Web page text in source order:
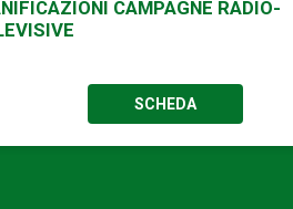
CAMPAGNE RADIO-
SCHEDA